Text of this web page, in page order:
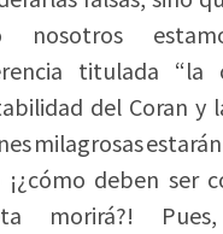
nosotros
titulada “la
del Coran y
milagrosas
¡¿cómo deben ser
morirá?!